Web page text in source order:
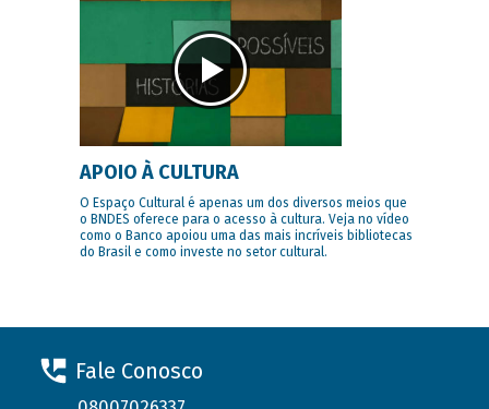
APOIO À CULTURA
O Espaço Cultural é apenas um dos diversos meios que
o BNDES oferece para o acesso à cultura. Veja no vídeo
como o Banco apoiou uma das mais incríveis bibliotecas
do Brasil e como investe no setor cultural.
Fale Conosco